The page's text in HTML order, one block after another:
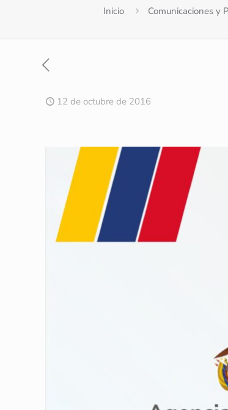
Inicio Comunicaciones y
12 de octubre de 2016